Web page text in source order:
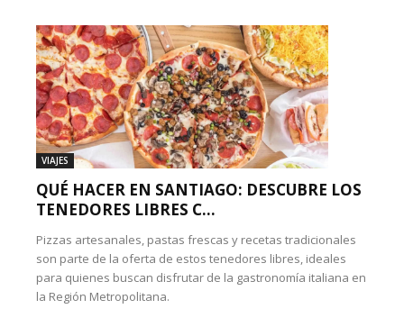
VIAJES
QUÉ HACER EN SANTIAGO: DESCUBRE LOS
TENEDORES LIBRES C...
Pizzas artesanales, pastas frescas y recetas tradicionales
son parte de la oferta de estos tenedores libres, ideales
para quienes buscan disfrutar de la gastronomía italiana en
la Región Metropolitana.